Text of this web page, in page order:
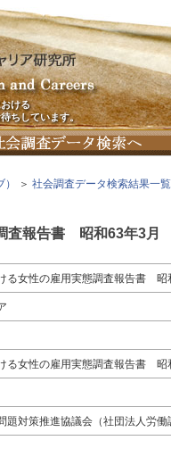
ける
ちしています。
＞ 社会調査データ検索結果一覧
査報告書 昭和63年3月
る女性の雇用実態調査報告書 昭
る女性の雇用実態調査報告書 昭
題対策推進協議会（社団法人労働